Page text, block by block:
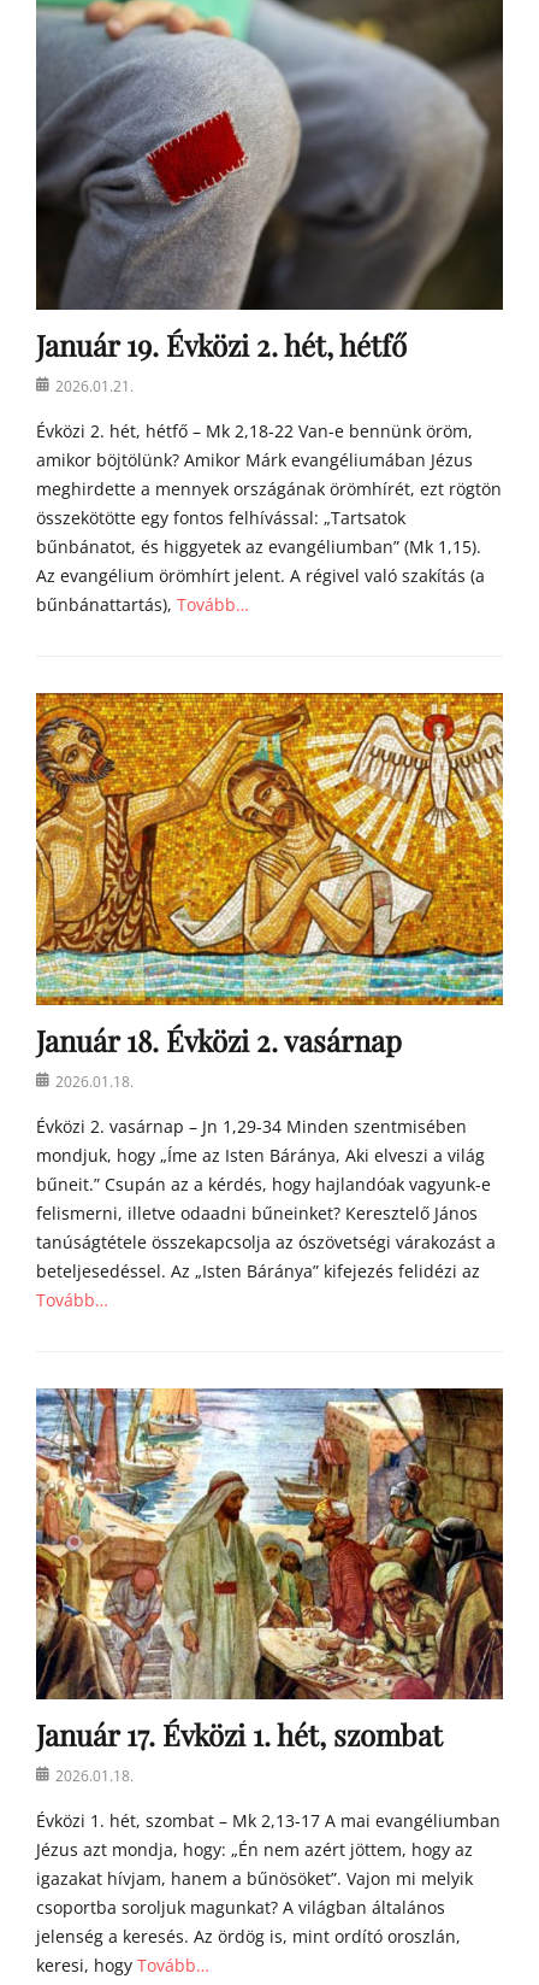
g
o
n
t
m
í
l
i
i
Január 19. Évközi 2. hét, hétfő
Posted2026.01.21.
Évközi 2. hét, hétfő – Mk 2,18-22 Van-e bennünk öröm,
amikor böjtölünk? Amikor Márk evangéliumában Jézus
meghirdette a mennyek országának örömhírét, ezt rögtön
összekötötte egy fontos felhívással: „Tartsatok
bűnbánatot, és higgyetek az evangéliumban” (Mk 1,15).
Az evangélium örömhírt jelent. A régivel való szakítás (a
bűnbánattartás), Tovább…
g
o
s
t
o
n
a
t
y
a
h
o
m
í
l
i
i
Január 18. Évközi 2. vasárnap
Posted2026.01.18.
Évközi 2. vasárnap – Jn 1,29-34 Minden szentmisében
mondjuk, hogy „Íme az Isten Báránya, Aki elveszi a világ
bűneit.” Csupán az a kérdés, hogy hajlandóak vagyunk-e
felismerni, illetve odaadni bűneinket? Keresztelő János
tanúságtétele összekapcsolja az ószövetségi várakozást a
beteljesedéssel. Az „Isten Báránya” kifejezés felidézi az
Tovább…
g
o
s
t
o
n
a
t
y
a
h
o
m
í
l
i
á
i
Január 17. Évközi 1. hét, szombat
Posted2026.01.18.
Évközi 1. hét, szombat – Mk 2,13-17 A mai evangéliumban
Jézus azt mondja, hogy: „Én nem azért jöttem, hogy az
igazakat hívjam, hanem a bűnösöket”. Vajon mi melyik
csoportba soroljuk magunkat? A világban általános
jelenség a keresés. Az ördög is, mint ordító oroszlán,
keresi, hogy Tovább…